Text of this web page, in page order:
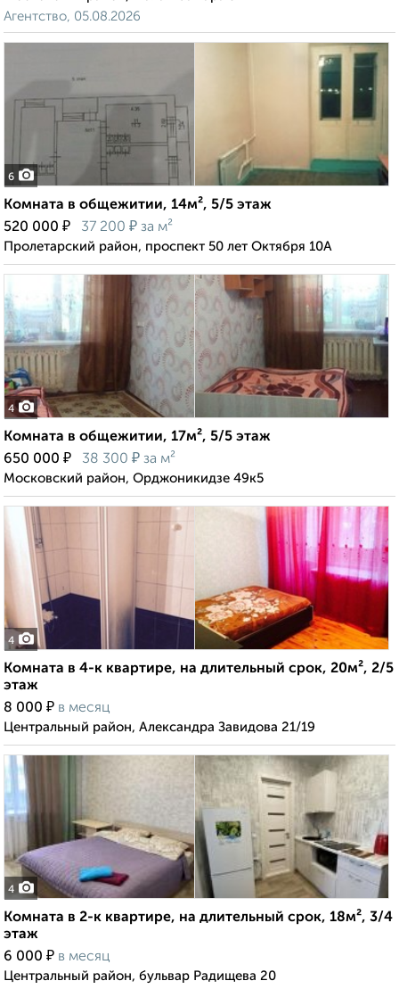
Агентство, 05.08.2026
6
Комната в общежитии, 14м², 5/5 этаж
520 000 ₽ 37 200 ₽ за м²
Пролетарский район, проспект 50 лет Октября 10А
4
Комната в общежитии, 17м², 5/5 этаж
650 000 ₽ 38 300 ₽ за м²
Московский район, Орджоникидзе 49к5
4
Комната в 4-к квартире, на длительный срок, 20м², 2/5
этаж
8 000 ₽ в месяц
Центральный район, Александра Завидова 21/19
4
Комната в 2-к квартире, на длительный срок, 18м², 3/4
этаж
6 000 ₽ в месяц
Центральный район, бульвар Радищева 20